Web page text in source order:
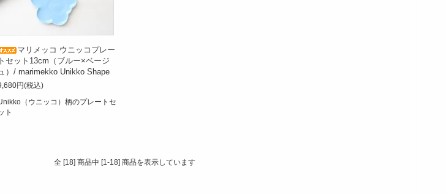
マリメッコ ウニッコプレー
トセット13cm（ブルー×ベージ
）/ marimekko Unikko Shape
円(税込)
（ウニッコ）柄のプレートセ
ト
全 [18] 商品中 [1-18] 商品を表示しています